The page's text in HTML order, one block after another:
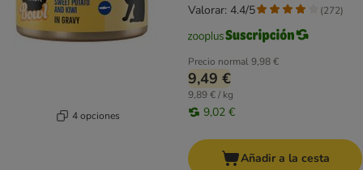
4 opciones
Precio normal9,98 €
9,49 €
9,89 € / kg
9,02 €
Valorar: 4.4/5 (272)
Añadir a la cesta